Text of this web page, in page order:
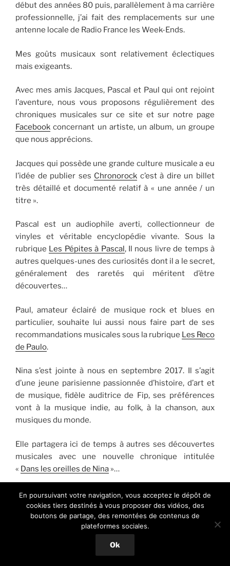
début des années 80 puis, parallèlement à ma carrière
professionnelle, j’ai fait des remplacements sur une
antenne locale de Radio France les Week-Ends.
Mes goûts musicaux sont relativement éclectiques
mais exigeants.
Avec mes amis Jacques, Pascal et Paul qui ont rejoint
l’aventure, nous vous proposons régulièrement des
chroniques musicales sur ce site et sur notre page
Facebook concernant un artiste, un album, un groupe
que nous apprécions.
Jacques qui possède une grande culture musicale a eu
l’idée de publier ses Chronorock c’est à dire un billet
très détaillé et documenté relatif à « une année / un
titre ».
Pascal est un audiophile averti, collectionneur de
vinyles et véritable encyclopédie vivante. Sous la
rubrique Les Pépites à Pascal, Il nous livre de temps à
autres quelques-unes des curiosités dont il a le secret,
généralement des raretés qui méritent d’être
découvertes…
Paul, amateur éclairé de musique rock et blues en
particulier, souhaite lui aussi nous faire part de ses
recommandations musicales sous la rubrique Les Reco
de Paulo.
Nina s’est jointe à nous en septembre 2017. Il s’agit
d’une jeune parisienne passionnée d’histoire, d’art et
de musique, fidèle auditrice de Fip, ses préférences
vont à la musique indie, au folk, à la chanson, aux
musiques du monde.
Elle partagera ici de temps à autres ses découvertes
musicales avec une nouvelle chronique intitulée
« Dans les oreilles de Nina »…
Fin 2020 ce sontXavier,Solenne,OlivieretJohnqui ont
souhaité rejoindre notre petite équipe d’éditeurs
bénévoles pour parler ici de l’actualité musicale avec
des artistes qui évoluent dans des styles plus
contemporains comme la Synth-Pop, l’Electro-Pop ou
la Synthwave en s’adressant par conséquent à un
En poursuivant votre navigation, vous acceptez le dépôt de
cookies tiers destinés à vous proposer des vidéos, des
boutons de partage, des remontées de contenus de
plateformes sociales.
Ok